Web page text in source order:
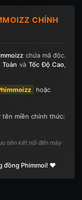
CHÍNH
chứa mã độc.
Toàn vàTốc Độ Cao,
hoặc
tên miền chính thức:
tiên kết nối đến máy
đồng Phimmoi! ❤️